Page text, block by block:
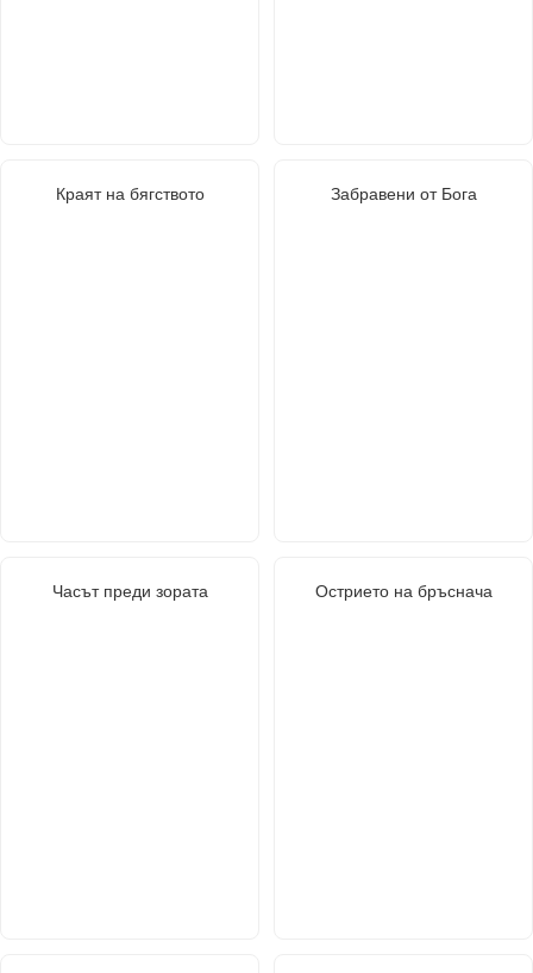
Краят на бягството Забравени от Бога
Часът преди зората Острието на бръснача